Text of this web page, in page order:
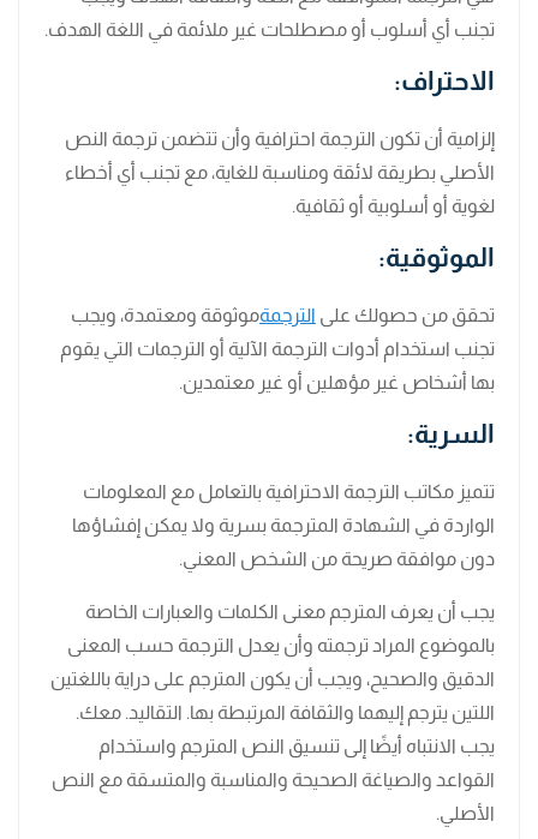
تجنب أي أسلوب أو مصطلحات غير ملائمة في اللغة الهدف.
الاحتراف:
إلزامية أن تكون الترجمة احترافية وأن تتضمن ترجمة النص
الأصلي بطريقة لائقة ومناسبة للغاية، مع تجنب أي أخطاء
لغوية أو أسلوبية أو ثقافية.
الموثوقية:
تحقق من حصولك على الترجمةموثوقة ومعتمدة، ويجب
تجنب استخدام أدوات الترجمة الآلية أو الترجمات التي يقوم
بها أشخاص غير مؤهلين أو غير معتمدين.
السرية:
تتميز مكاتب الترجمة الاحترافية بالتعامل مع المعلومات
الواردة في الشهادة المترجمة بسرية ولا يمكن إفشاؤها
دون موافقة صريحة من الشخص المعني.
يجب أن يعرف المترجم معنى الكلمات والعبارات الخاصة
بالموضوع المراد ترجمته وأن يعدل الترجمة حسب المعنى
الدقيق والصحيح، ويجب أن يكون المترجم على دراية باللغتين
اللتين يترجم إليهما والثقافة المرتبطة بها. التقاليد. معك.
يجب الانتباه أيضًا إلى تنسيق النص المترجم واستخدام
القواعد والصياغة الصحيحة والمناسبة والمتسقة مع النص
الأصلي.